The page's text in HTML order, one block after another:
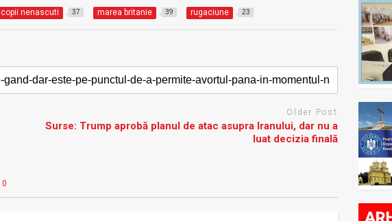
copii nenascuti 37 marea britanie 39 rugaciune 23
Older Post
Surse: Trump aprobă planul de atac asupra Iranului, dar nu a
luat decizia finală
0